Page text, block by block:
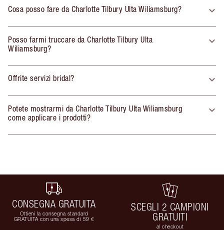
Cosa posso fare da Charlotte Tilbury Ulta Wiliamsburg?
Posso farmi truccare da Charlotte Tilbury Ulta
Wiliamsburg?
Offrite servizi bridal?
Potete mostrarmi da Charlotte Tilbury Ulta Wiliamsburg
come applicare i prodotti?
CONSEGNA GRATUITA
Ottieni la consegna standard
GRATUITA con una spesa di 59 €
SCEGLI 2 CAMPIONI
GRATUITI
al checkout